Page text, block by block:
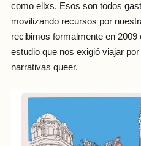
como ellxs. Esos son todos
movilizando recursos por
recibimos formalmente en
estudio que nos exigió viajar
narrativas queer.